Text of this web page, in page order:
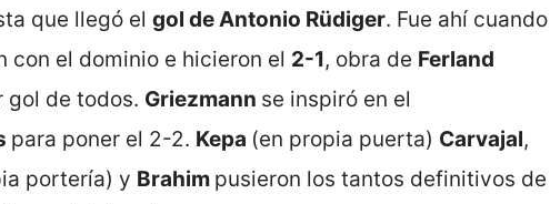
que llegó el gol de Antonio Rüdiger. Fue ahí cuando
con el dominio e hicieron el 2-1, obra de Ferland
gol de todos. Griezmann se inspiró en el
para poner el 2-2. Kepa (en propia puerta) Carvajal,
portería) y Brahim pusieron los tantos definitivos de